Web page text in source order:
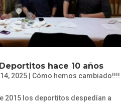
hace 10 años
2025| Cómo hemos cambiado!!!!
2015 los deportitos despedían a